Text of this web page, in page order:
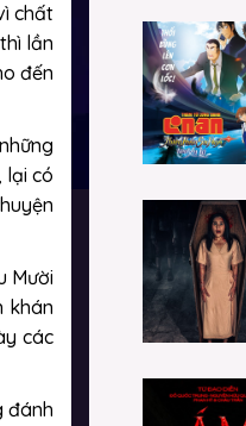
chất
lần
đến
lại có
Mười
khán
các
đánh